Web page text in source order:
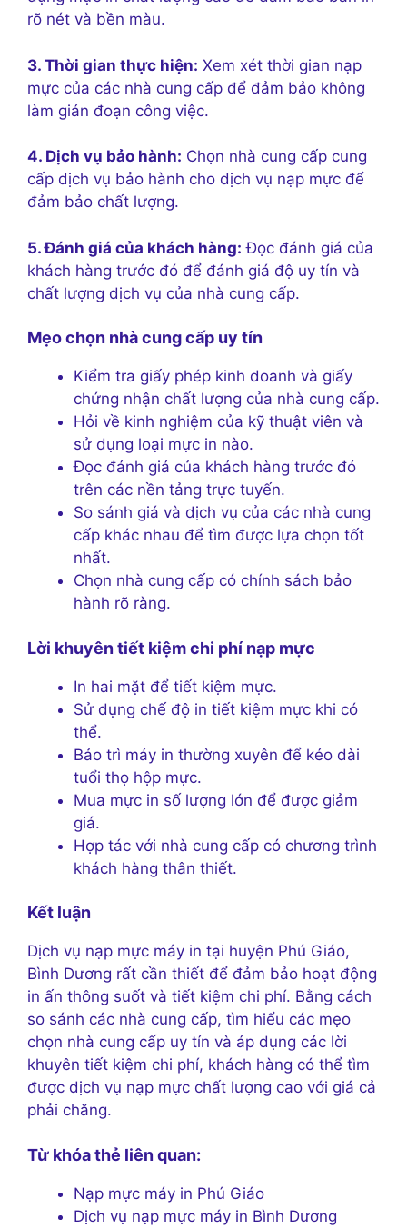
rõ nét và bền màu.
3. Thời gian thực hiện: Xem xét thời gian nạp
mực của các nhà cung cấp để đảm bảo không
làm gián đoạn công việc.
4. Dịch vụ bảo hành: Chọn nhà cung cấp cung
cấp dịch vụ bảo hành cho dịch vụ nạp mực để
đảm bảo chất lượng.
5. Đánh giá của khách hàng: Đọc đánh giá của
khách hàng trước đó để đánh giá độ uy tín và
chất lượng dịch vụ của nhà cung cấp.
Mẹo chọn nhà cung cấp uy tín
Kiểm tra giấy phép kinh doanh và giấy
chứng nhận chất lượng của nhà cung cấp.
Hỏi về kinh nghiệm của kỹ thuật viên và
sử dụng loại mực in nào.
Đọc đánh giá của khách hàng trước đó
trên các nền tảng trực tuyến.
So sánh giá và dịch vụ của các nhà cung
cấp khác nhau để tìm được lựa chọn tốt
nhất.
Chọn nhà cung cấp có chính sách bảo
hành rõ ràng.
Lời khuyên tiết kiệm chi phí nạp mực
In hai mặt để tiết kiệm mực.
Sử dụng chế độ in tiết kiệm mực khi có
thể.
Bảo trì máy in thường xuyên để kéo dài
tuổi thọ hộp mực.
Mua mực in số lượng lớn để được giảm
giá.
Hợp tác với nhà cung cấp có chương trình
khách hàng thân thiết.
Kết luận
Dịch vụ nạp mực máy in tại huyện Phú Giáo,
Bình Dương rất cần thiết để đảm bảo hoạt động
in ấn thông suốt và tiết kiệm chi phí. Bằng cách
so sánh các nhà cung cấp, tìm hiểu các mẹo
chọn nhà cung cấp uy tín và áp dụng các lời
khuyên tiết kiệm chi phí, khách hàng có thể tìm
được dịch vụ nạp mực chất lượng cao với giá cả
phải chăng.
Từ khóa thẻ liên quan:
Nạp mực máy in Phú Giáo
Dịch vụ nạp mực máy in Bình Dương